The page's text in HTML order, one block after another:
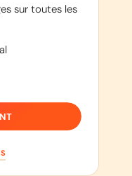
sur toutes les